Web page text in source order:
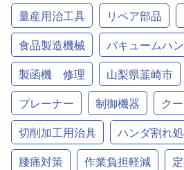
量産用治工具
リペア部品
食品製造機械
バキュームハ
製函機 修理
山梨県韮崎市
プレーナー
制御機器
ク
切削加工用治具
ハンダ割れ
腰痛対策
作業負担軽減